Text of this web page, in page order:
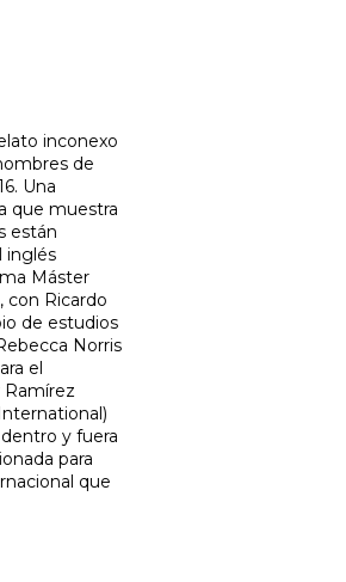
inconexo
de
Una
que muestra
están
inglés
Máster
con Ricardo
de estudios
Norris
el
y fuera
para
que